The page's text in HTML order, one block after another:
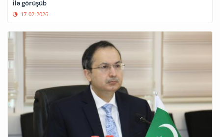
ilə görüşüb
17-02-2026